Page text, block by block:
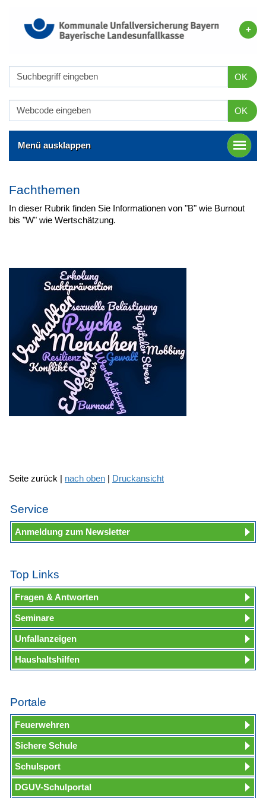
OK
OK
Menü ausklappen
Fachthemen
In dieser Rubrik finden Sie Informationen von "B" wie Burnout
bis "W" wie Wertschätzung.
Seite zurück | nach oben | Druckansicht
Service
Anmeldung zum Newsletter
Top Links
Fragen & Antworten
Seminare
Unfallanzeigen
Haushaltshilfen
Portale
Feuerwehren
Sichere Schule
Schulsport
DGUV-Schulportal